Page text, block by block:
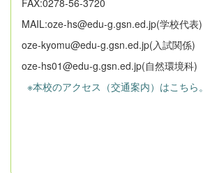
FAX:0278-56-3720
MAIL:oze-hs@edu-g.gsn.ed.jp(学校代表)
oze-kyomu@edu-g.gsn.ed.jp(入試関係)
oze-hs01@edu-g.gsn.ed.jp(自然環境科)
※本校のアクセス（交通案内）はこちら。